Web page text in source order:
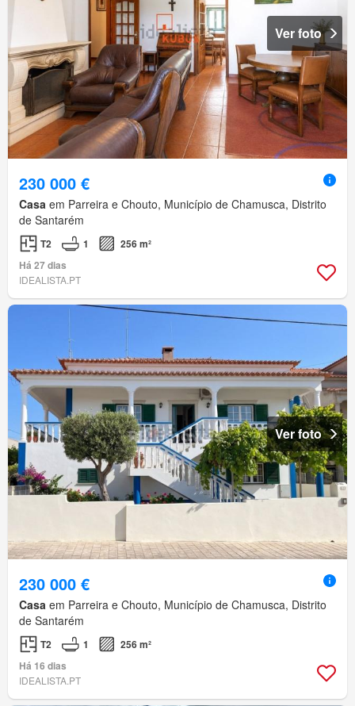
Ver foto
230 000 €
Casa em Parreira e Chouto, Município de Chamusca, Distrito
de Santarém
T2 1
256 m²
Há 27 dias
IDEALISTA.PT
Ver foto
230 000 €
Casa em Parreira e Chouto, Município de Chamusca, Distrito
de Santarém
T2 1
256 m²
Há 16 dias
IDEALISTA.PT